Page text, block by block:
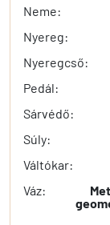
Neme:
Nyereg:
Nyeregcső:
Pedál:
Sárvédő:
Súly:
Váltókar:
Váz: